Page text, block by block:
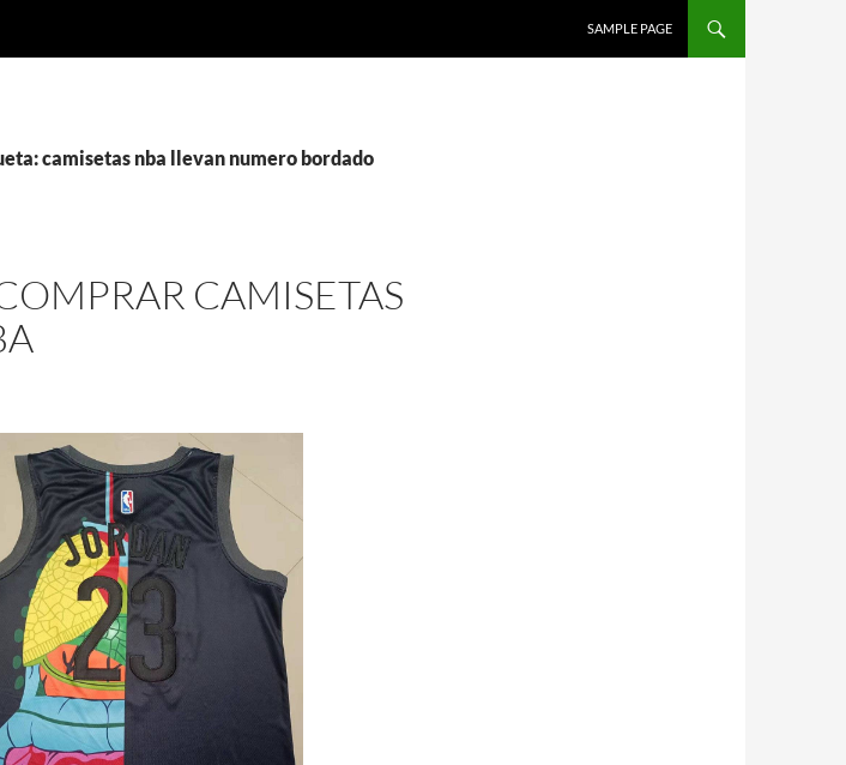
SAMPLE PAGE
camisetas nba llevan numero bordado
CAMISETAS